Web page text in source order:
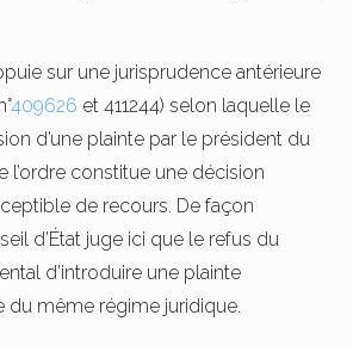
sur une jurisprudence antérieure
409626 et 411244) selon laquelle le
d’une plainte par le président du
l’ordre constitue une décision
de recours. De façon
d’État juge ici que le refus du
d’introduire une plainte
du même régime juridique.